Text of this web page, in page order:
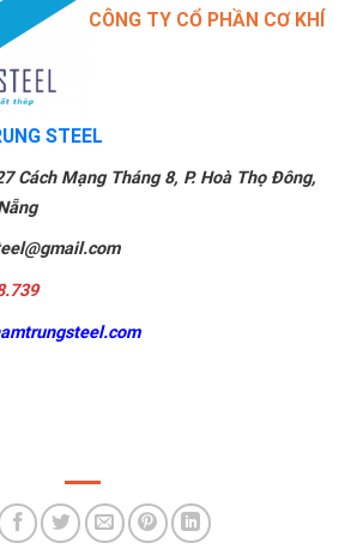
CÔNG TY CỔ PHẦN CƠ KHÍ
STEEL
Cách Mạng Tháng 8, P. Hoà Thọ Đông,